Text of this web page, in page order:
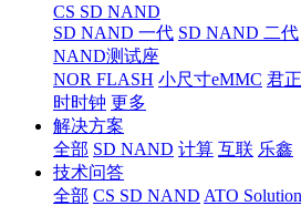
CS SD NAND
SD NAND 一代 SD NAND 二代
NAND测试座
NOR FLASH 小尺寸eMMC 君
时时钟 更多
解决方案
全部 SD NAND 计算 互联 乐鑫
技术问答
全部 CS SD NAND ATO Solution